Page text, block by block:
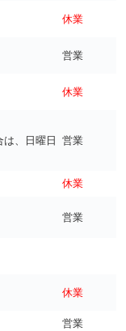
休業
営業
休業
、日曜日
営業
休業
営業
休業
営業